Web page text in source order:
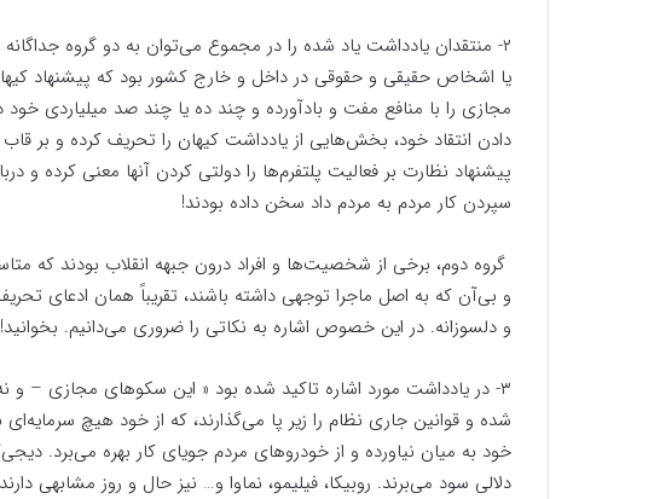
۲- منتقدان یادداشت یاد شده را در مجموع می‌توان به دو گروه
یا ‌اشخاص حقیقی و حقوقی در داخل و خارج کشور بود که پیشنهاد
مجازی را با منافع مفت و باد‌آورده و چند ده یا چند صد میلیاردی
دادن انتقاد خود، بخش‌هایی از یادداشت کیهان را تحریف کرده و بر
سپردن کار مردم به مردم داد سخن داده بودند!
‪گروه
و بی‌آن که به اصل ماجرا توجهی داشته باشند، تقریباً همان ادعای تحریف
و دلسوزانه. در این خصوص ‌اشاره به نکاتی را ضروری می‌دانیم. بخوانید!‬
۳- در یادداشت مورد ‌اشاره تاکید شده بود « این سکوهای مجازی – و
شده و قوانین جاری نظام را زیر پا می‌گذارند، که از خود هیچ
خود به میان نیاورده و از خودروهای مردم جویای کار بهره می‌برد.
دلالی سود می‌برند. روبیکا، فیلیمو، نماوا و… نیز حال و روز مشابهی